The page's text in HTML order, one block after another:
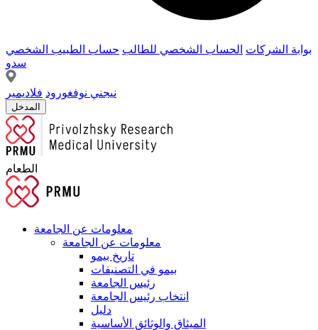
بوابة الشركات الحساب الشخصي للطالب حساب الطبيب الشخصي
سدو
نيجني نوفغورود فلاديمير
المدخل
الطعام
معلومات عن الجامعة
معلومات عن الجامعة
تاريخ بيمو
بيمو في التصنيفات
رئيس الجامعة
انتخاب رئيس الجامعة
دليل
الميثاق والوثائق الأساسية